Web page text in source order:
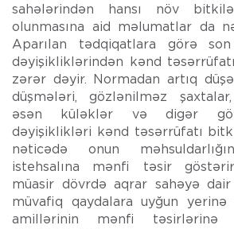
sahələrindən hansı növ
olunmasına aid məlumatlar da
Aparılan tədqiqatlara görə
dəyişikliklərindən kənd
zərər dəyir. Normadan artıq
düşmələri, gözlənilməz
əsən küləklər və digər
dəyişiklikləri kənd təsərrüfatı
nəticədə onun
istehsalına mənfi təsir
müasir dövrdə aqrar sahəyə
müvafiq qaydalara uyğun
amillərinin mənfi təsirlərinə